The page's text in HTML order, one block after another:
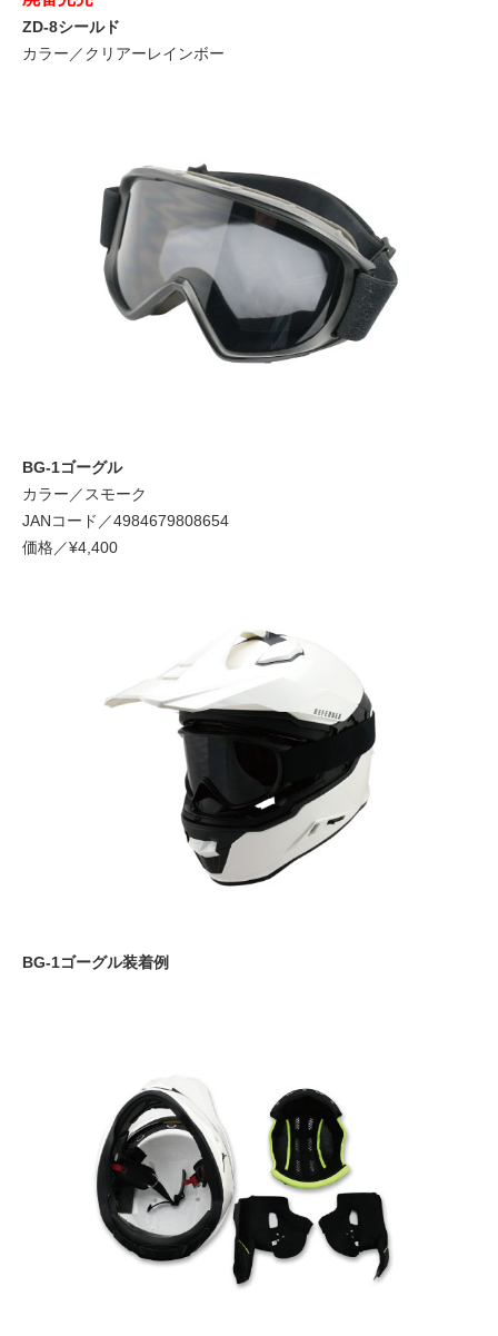
ZD-8シールド
カラー／クリアーレインボー
BG-1ゴーグル
カラー／スモーク
JANコード／4984679808654
価格／¥4,400
BG-1ゴーグル装着例